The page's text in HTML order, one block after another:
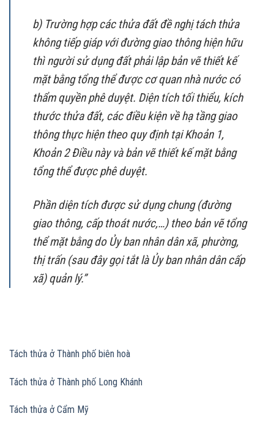
b) Trường hợp các thửa đất đề nghị tách thửa
không tiếp giáp với đường giao thông hiện hữu
thì người sử dụng đất phải lập bản vẽ thiết kế
mặt bằng tổng thể được cơ quan nhà nước có
thẩm quyền phê duyệt. Diện tích tối thiểu, kích
thước thửa đất, các điều kiện về hạ tầng giao
thông thực hiện theo quy định tại Khoản 1,
Khoản 2 Điều này và bản vẽ thiết kế mặt bằng
tổng thể được phê duyệt.
Phần diện tích được sử dụng chung (đường
giao thông, cấp thoát nước,…) theo bản vẽ tổng
thể mặt bằng do Ủy ban nhân dân xã, phường,
thị trấn (sau đây gọi tắt là Ủy ban nhân dân cấp
xã) quản lý.”
Tách thửa ở Thành phố biên hoà
Tách thửa ở Thành phố Long Khánh
Tách thửa ở Cẩm Mỹ